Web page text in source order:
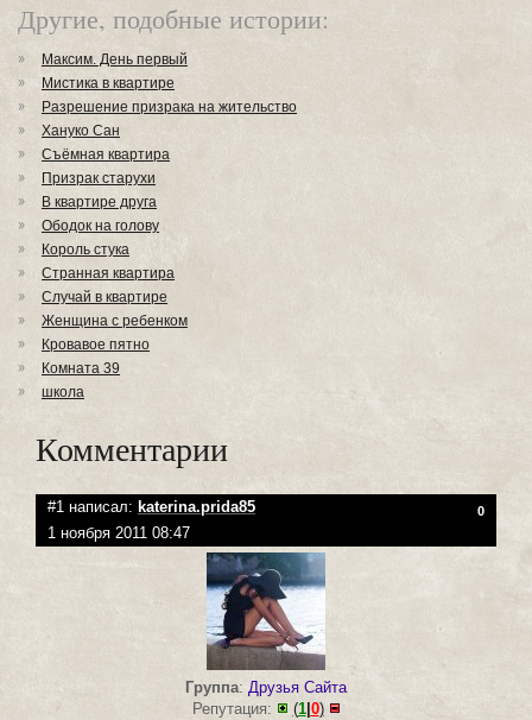
Другие, подобные истории:
Максим. День первый
Мистика в квартире
Разрешение призрака на жительство
Хануко Сан
Съёмная квартира
Призрак старухи
В квартире друга
Ободок на голову
Король стука
Странная квартира
Случай в квартире
Женщина с ребенком
Кровавое пятно
Комната 39
школа
Комментарии
#1 написал: katerina.prida85 0
1 ноября 2011 08:47
Группа: Друзья Сайта
Репутация:
(1| 0)